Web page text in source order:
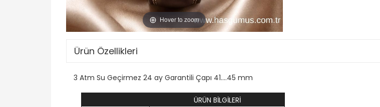
Hover to zoom
Ürün Özellikleri
3 Atm Su Geçirmez 24 ay Garantili Çapı 41....45 mm
ÜRÜN BİLGİLERİ